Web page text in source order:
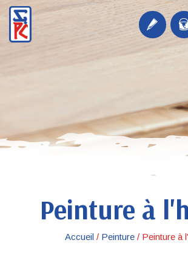
Peinture à
Accueil / Peinture / Peinture à